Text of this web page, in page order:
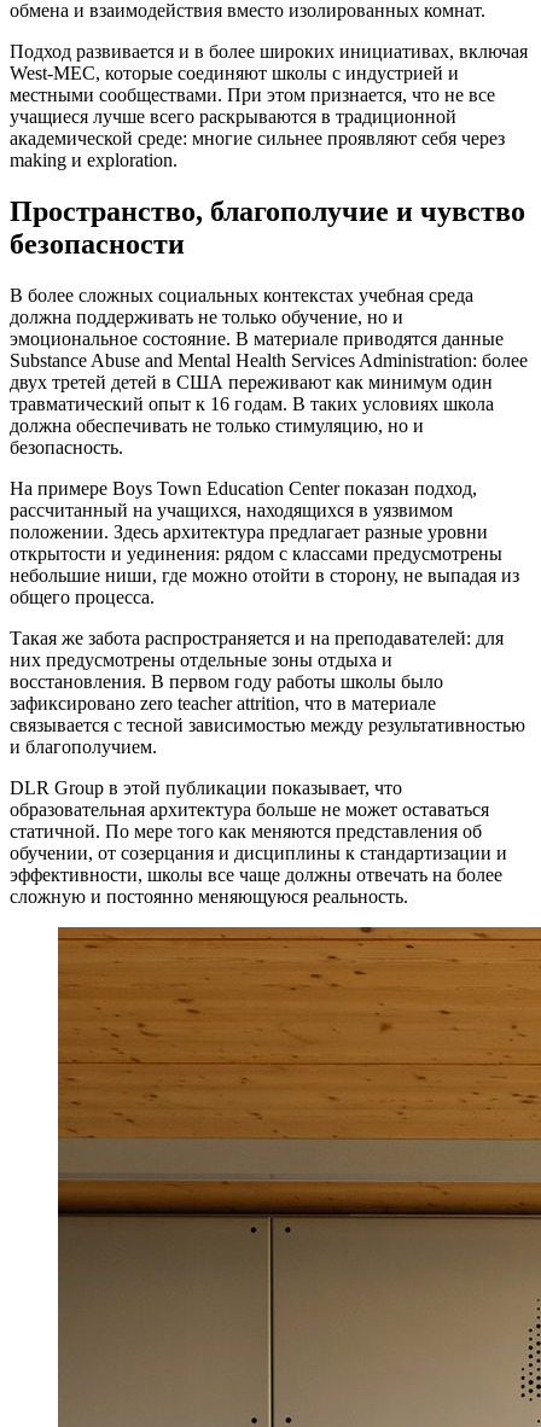
обмена и взаимодействия вместо изолированных комнат.
Подход развивается и в более широких инициативах, включая
West-MEC, которые соединяют школы с индустрией и
местными сообществами. При этом признается, что не все
учащиеся лучше всего раскрываются в традиционной
академической среде: многие сильнее проявляют себя через
making и exploration.
Пространство, благополучие и чувство
безопасности
В более сложных социальных контекстах учебная среда
должна поддерживать не только обучение, но и
эмоциональное состояние. В материале приводятся данные
Substance Abuse and Mental Health Services Administration: более
двух третей детей в США переживают как минимум один
травматический опыт к 16 годам. В таких условиях школа
должна обеспечивать не только стимуляцию, но и
безопасность.
На примере Boys Town Education Center показан подход,
рассчитанный на учащихся, находящихся в уязвимом
положении. Здесь архитектура предлагает разные уровни
открытости и уединения: рядом с классами предусмотрены
небольшие ниши, где можно отойти в сторону, не выпадая из
общего процесса.
Такая же забота распространяется и на преподавателей: для
них предусмотрены отдельные зоны отдыха и
восстановления. В первом году работы школы было
зафиксировано zero teacher attrition, что в материале
связывается с тесной зависимостью между результативностью
и благополучием.
DLR Group в этой публикации показывает, что
образовательная архитектура больше не может оставаться
статичной. По мере того как меняются представления об
обучении, от созерцания и дисциплины к стандартизации и
эффективности, школы все чаще должны отвечать на более
сложную и постоянно меняющуюся реальность.